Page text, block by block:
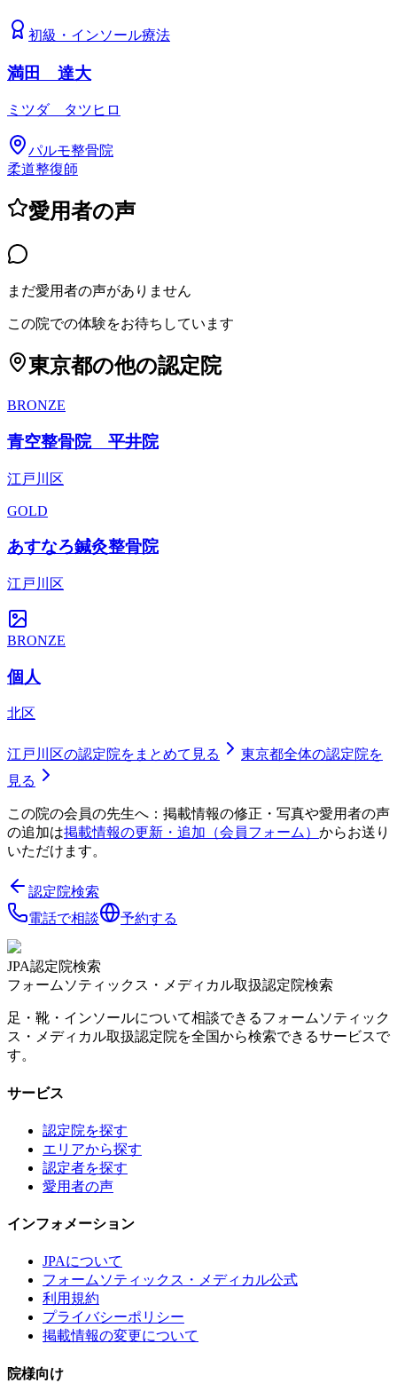
初級 ・ インソール療法
満田 達大
ミツダ タツヒロ
パルモ整骨院
柔道整復師
愛用者の声
まだ愛用者の声がありません
この院での体験をお待ちしています
東京都の他の認定院
BRONZE
青空整骨院 平井院
江戸川区
GOLD
あすなろ鍼灸整骨院
江戸川区
BRONZE
個人
北区
江戸川区の認定院をまとめて見る 東京都全体の認定院を
見る
この院の会員の先生へ：掲載情報の修正・写真や愛用者の声
の追加は掲載情報の更新・追加（会員フォーム） からお送り
いただけます。
認定院検索
電話で相談
予約する
JPA認定院検索
フォームソティックス・メディカル取扱認定院検索
足・靴・インソールについて相談できるフォームソティック
ス・メディカル取扱認定院を全国から検索できるサービスで
す。
サービス
認定院を探す
エリアから探す
認定者を探す
愛用者の声
インフォメーション
JPAについて
フォームソティックス・メディカル公式
利用規約
プライバシーポリシー
掲載情報の変更について
院様向け